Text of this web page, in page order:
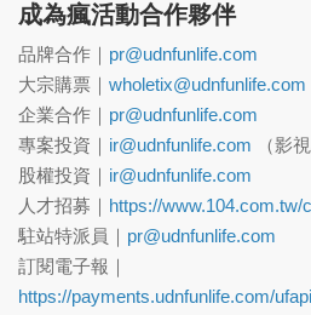
成為瘋活動合作夥伴
品牌合作｜ pr@udnfunlife.com
大宗購票｜ wholetix@udnfunlife.com
企業合作｜ pr@udnfunlife.com
專案投資｜ ir@udnfunlife.com （影
股權投資｜ ir@udnfunlife.com
人才招募｜
https://www.104.com.tw/
駐站特派員｜ pr@udnfunlife.com
訂閱電子報｜
https://payments.udnfunlife.com/